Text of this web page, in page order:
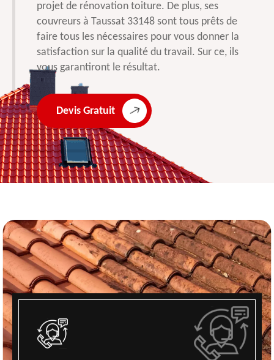
projet de rénovation toiture. De plus, ses
couvreurs à Taussat 33148 sont tous prêts de
faire tous les nécessaires pour vous donner la
satisfaction sur la qualité du travail. Sur ce, ils
vous garantiront le résultat.
Devis Gratuit